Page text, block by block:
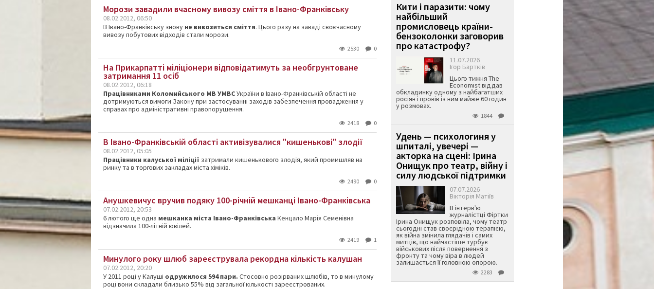
Морози завадили вчасному вивозу сміття в Івано-Франківську
08.02.2012, 06:50
В Івано-Франківську знову не вивозиться сміття. Цього разу на заваді своєчасному
вивозу побутових відходів стали морози.
2530 0
На Прикарпатті міліціонери відповідатимуть за необгрунтоване
затримання 11 осіб
08.02.2012, 06:18
Працівниками Коломийського МВ УМВСУкраїни в Івано-Франківській області не
дотримуються вимоги Закону при застосуванні заходів забезпечення провадження у
справах про адміністративні правопорушення.
2418 0
В Івано-Франківській області активізувалися "кишенькові" злодії
08.02.2012, 05:05
Працівники калуської міліції затримали кишенькового злодія, який промишляв на
ринку та в торгових закладах міста хіміків.
2490 0
Анушкевичус вручив подяку 100-річній мешканці Івано-Франківська
07.02.2012, 20:53
6 лютого ще одна мешканка міста Івано-Франківська Кенцало Марія Семенівна
відзначила 100-літній ювілей.
2419 1
Минулого року шлюб зареєструвала рекордна кількість калушан
07.02.2012, 20:20
У 2011 році у Калуші одружилося 594 пари. Стосовно розірваних шлюбів, то в минулому
році вони складали близько 55% від загальної кількості зареєстрованих.
Кити і паразити: чому
найбільший
промисловець країни-
бензоколонки заговорив
про катастрофу?
11.07.2026
Ігор Бартків
Цього тижня The
Economist віддав
обкладинку одному з найбагатших
росіян і провів із ним майже 60 годин
у розмовах.
1844
Удень — психологиня у
шпиталі, увечері —
акторка на сцені: Ірина
Онищук про театр, війну і
силу людської підтримки
07.07.2026
Вікторія Матіїв
В інтерв'ю
журналістці Фіртки
Ірина Онищук розповіла, чому театр
сьогодні став своєрідною терапією,
як війна змінила глядачів і самих
митців, що найчастіше турбує
військових після повернення з
фронту та чому віра в людей
залишається її головною опорою.
2283